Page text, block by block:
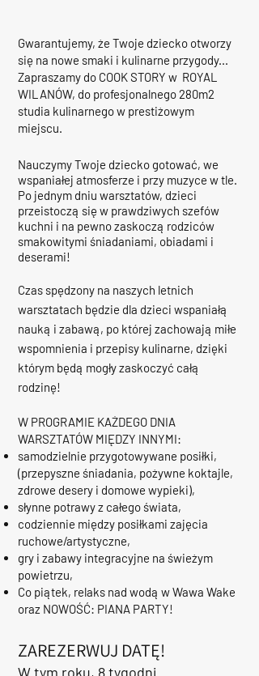
Gwarantujemy, że Twoje dziecko otworzy
się na nowe smaki i kulinarne przygody...
Zapraszamy do COOK STORY w ROYAL
WILANÓW, do profesjonalnego 280m2
studia kulinarnego w prestiżowym
miejscu.
Nauczymy Twoje dziecko gotować, we
wspaniałej atmosferze i przy muzyce w tle.
Po jednym dniu warsztatów, dzieci
przeistoczą się w prawdziwych szefów
kuchni i na pewno zaskoczą rodziców
smakowitymi śniadaniami, obiadami i
deserami!
Czas spędzony na naszych letnich
warsztatach będzie dla dzieci wspaniałą
nauką i zabawą, po której zachowają miłe
wspomnienia i przepisy kulinarne, dzięki
którym będą mogły zaskoczyć całą
rodzinę!
​W PROGRAMIE KAŻDEGO DNIA
WARSZTATÓW MIĘDZY INNYMI:
samodzielnie przygotowywane posiłki,
(przepyszne śniadania, pożywne koktajle,
zdrowe desery i domowe wypieki),
słynne potrawy z całego świata,
codziennie między posiłkami zajęcia
ruchowe/artystyczne,
gry i zabawy integracyjne na świeżym
powietrzu,
Co piątek, relaks nad wodą w Wawa Wake
oraz NOWOŚĆ: PIANA PARTY!
ZAREZERWUJ DATĘ!
W tym roku, 8 tygodni